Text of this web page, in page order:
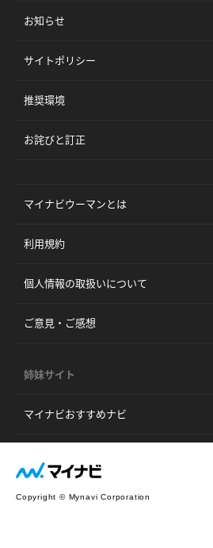
お知らせ
サイトポリシー
推奨環境
お詫びと訂正
マイナビウーマンとは
利用規約
個人情報の取扱いについて
ご意見・ご感想
姉妹サイト
マイナビおすすめナビ
Copyright © Mynavi Corporation